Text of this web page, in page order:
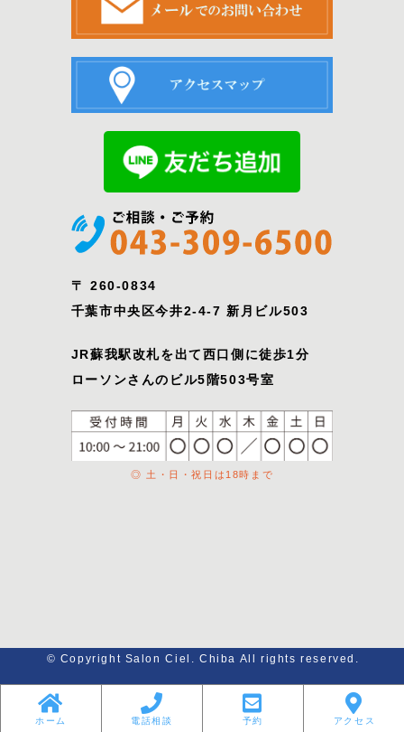
〒 260-0834
千葉市中央区今井2-4-7 新月ビル503
JR蘇我駅改札を出て西口側に徒歩1分
ローソンさんのビル5階503号室
◎ 土・日・祝日は18時まで
ホーム 電話相談 予約 アクセス
© Copyright Salon Ciel. Chiba All rights reserved.